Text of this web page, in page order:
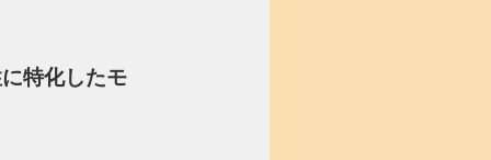
特化したモ